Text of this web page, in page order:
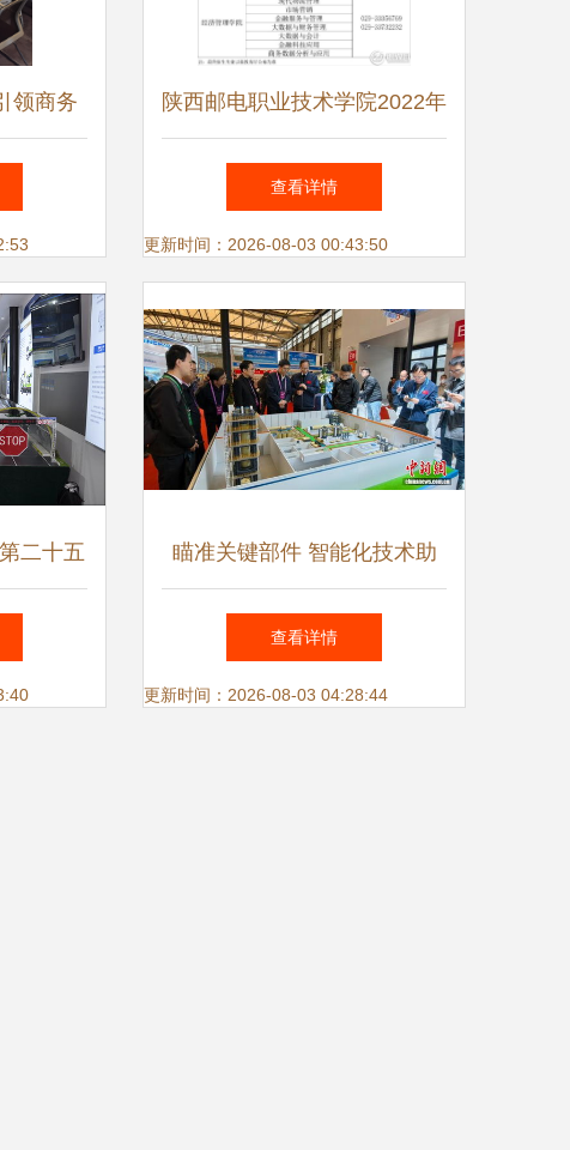
领商务 陕西邮电职业技术学院2022年
分类考试招生报考流程详解
查看详情
更新时间：2026-08-03 00:43:50
二十五
大会暨
，助力
瞄准关键部件 智能化技术助
推运载火箭贮箱生产革新
查看详情
更新时间：2026-08-03 04:28:44